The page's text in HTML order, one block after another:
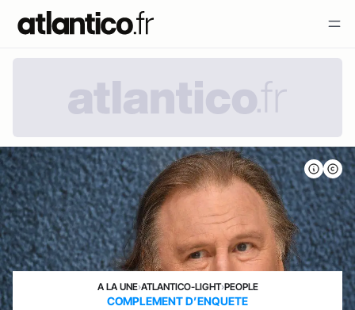
A LA UNE›ATLANTICO-LIGHT›PEOPLE
COMPLEMENT D’ENQUETE